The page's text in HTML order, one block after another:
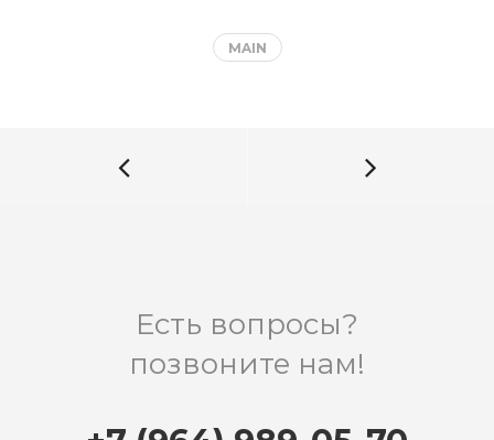
MAIN
Есть вопросы?
позвоните нам!